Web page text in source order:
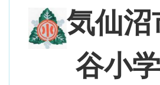
気仙沼
谷小